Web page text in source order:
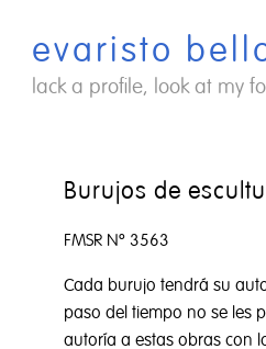
contenidoevaristo
lack a profile, look at my
Burujos de
FMSR Nº 3563
Cada burujo tendrá su
paso del tiempo no se les
autoría a estas obras con